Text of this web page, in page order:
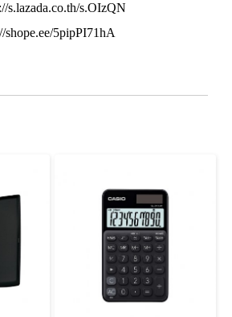
s.lazada.co.th/s.OIzQN
shope.ee/5pipPI71hA